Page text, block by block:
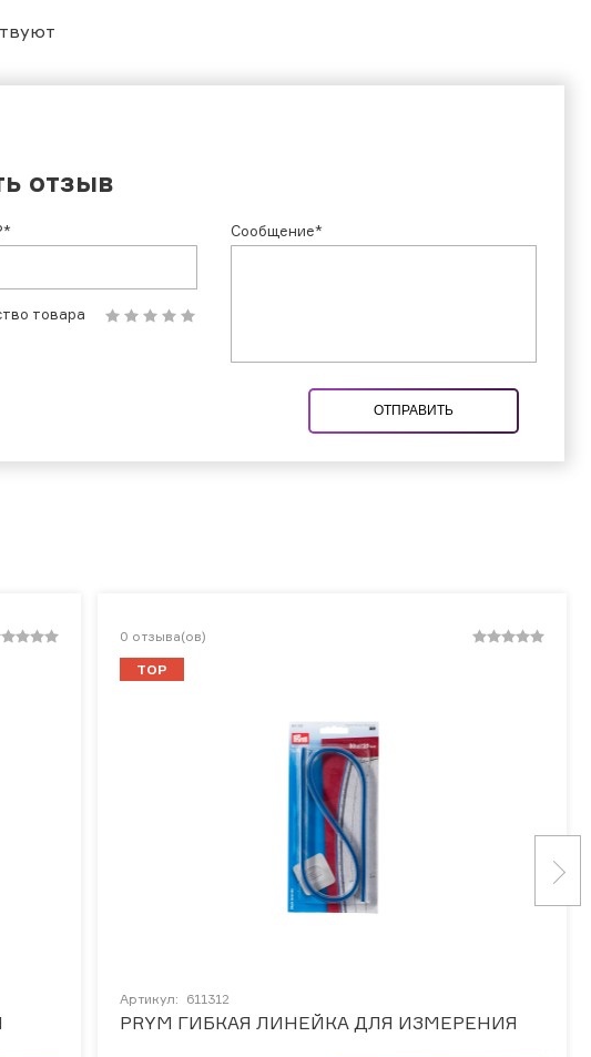
отзыв
Сообщение*
товара
ОТПРАВИТЬ
0 отзыва(ов)
TOP
Артикул: 611312
PRYM ГИБКАЯ ЛИНЕЙКА ДЛЯ ИЗМЕРЕНИЯ